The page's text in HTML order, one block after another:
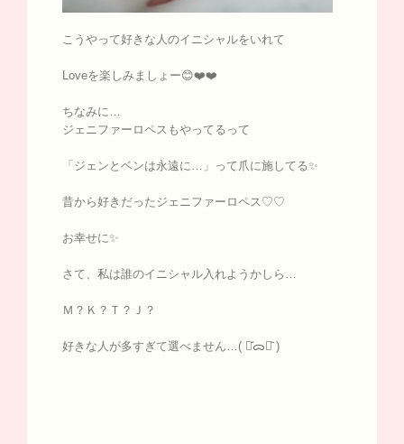
こうやって好きな人のイニシャルをいれて
Loveを楽しみましょー😊❤️❤️
ちなみに…
ジェニファーロペスもやってるって
「ジェンとベンは永遠に…」って爪に施してる✨
昔から好きだったジェニファーロペス♡♡
お幸せに✨
さて、私は誰のイニシャル入れようかしら…
Ｍ？Ｋ？Ｔ？Ｊ？
好きな人が多すぎて選べません…( ･᷄ᯅ･᷅ )